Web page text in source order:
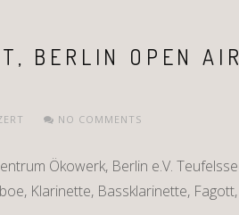
BERLIN OPEN
NO COMMENTS
Ökowerk, Berlin e.V.
Klarinette, Bassklarinette,